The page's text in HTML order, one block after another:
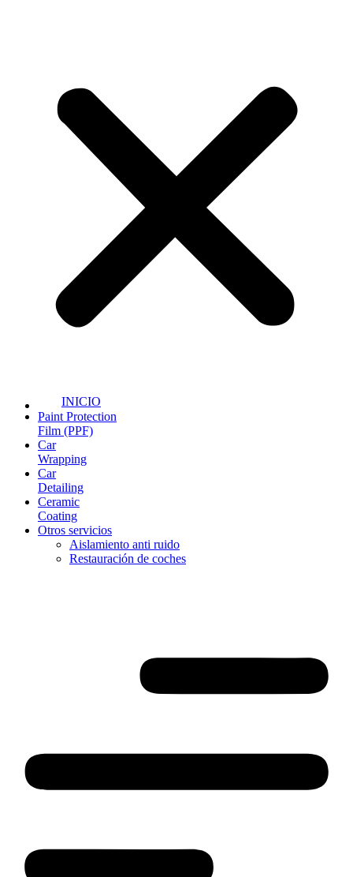
INICIO
Paint Protection
Film (PPF)
Car
Wrapping
Car
Detailing
Ceramic
Coating
Otros servicios
Aislamiento anti ruido
Restauración de coches